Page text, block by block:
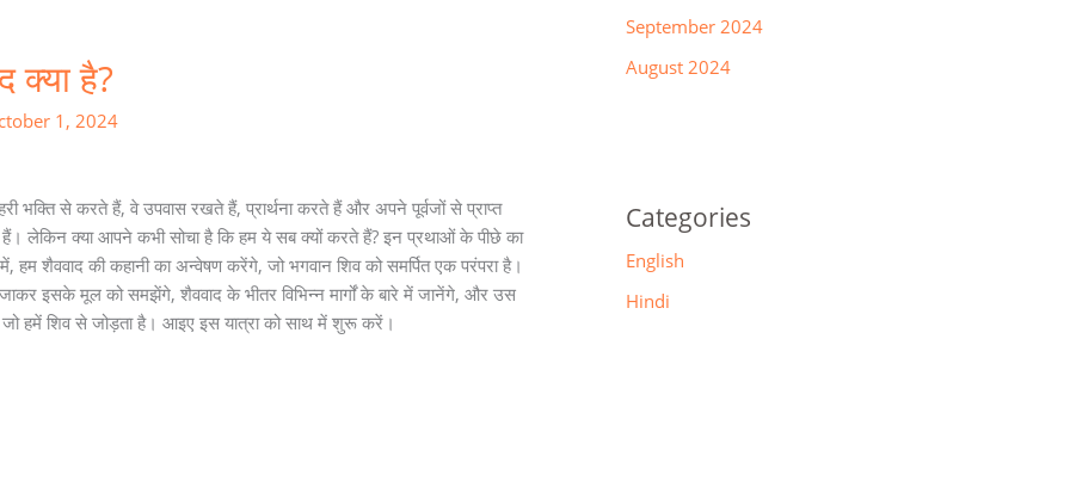
क्या है?
1, 2024
भक्ति से करते हैं, वे उपवास रखते हैं, प्रार्थना करते हैं और अपने पूर्वजों से प्राप्त
हैं। लेकिन क्या आपने कभी सोचा है कि हम ये सब क्यों करते हैं? इन प्रथाओं के पीछे का
हम शैववाद की कहानी का अन्वेषण करेंगे, जो भगवान शिव को समर्पित एक परंपरा है।
इसके मूल को समझेंगे, शैववाद के भीतर विभिन्न मार्गों के बारे में जानेंगे, और उस
जो हमें शिव से जोड़ता है। आइए इस यात्रा को साथ में शुरू करें।
September 2024
August 2024
Categories
English
Hindi